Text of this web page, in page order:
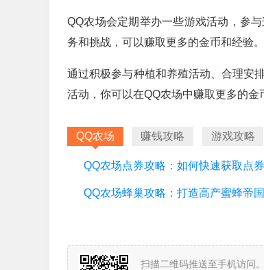
QQ农场会定期举办一些游戏活动，参
务和挑战，可以赚取更多的金币和经验。
通过积极参与种植和养殖活动、合理安
活动，你可以在QQ农场中赚取更多的金
QQ农场 赚钱攻略 游戏攻略
扫描二维码推送至手机访问。